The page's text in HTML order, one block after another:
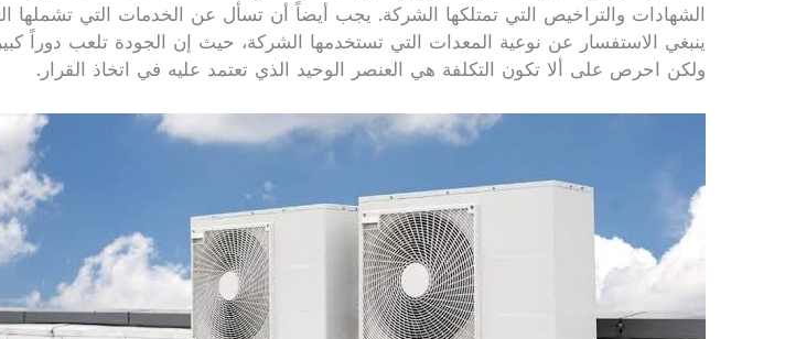
الشهادات والتراخيص التي تمتلكها الشركة. يجب أيضاً أن تسأل عن الخدمات التي تشملها
ينبغي الاستفسار عن نوعية المعدات التي تستخدمها الشركة، حيث إن الجودة تلعب دوراً
ولكن احرص على ألا تكون التكلفة هي العنصر الوحيد الذي تعتمد عليه في اتخاذ القرار.